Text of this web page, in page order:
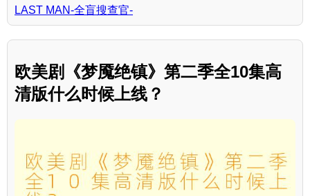
LAST MAN-全盲搜查官-
欧美剧《梦魇绝镇》第二季全10集高
清版什么时候上线？